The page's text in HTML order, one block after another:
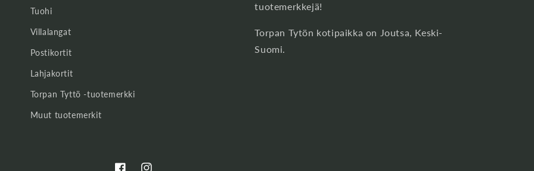
Tuohi
Villalangat
Postikortit
Lahjakortit
Torpan Tyttö -tuotemerkki
Muut tuotemerkit
tuotemerkkejä!
Torpan Tytön kotipaikka on Joutsa, Keski-
Suomi.